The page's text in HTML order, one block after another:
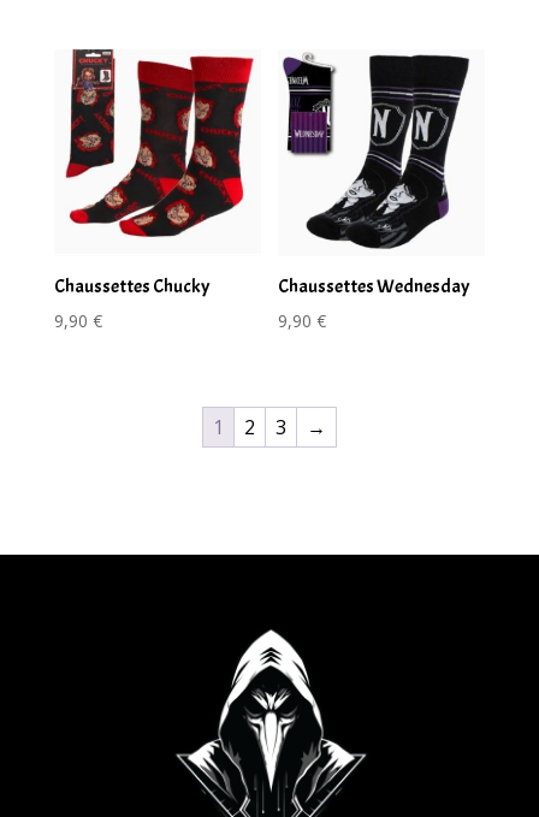
Chaussettes Chucky
9,90 €
Chaussettes Wednesday
9,90€
1 2 3 →